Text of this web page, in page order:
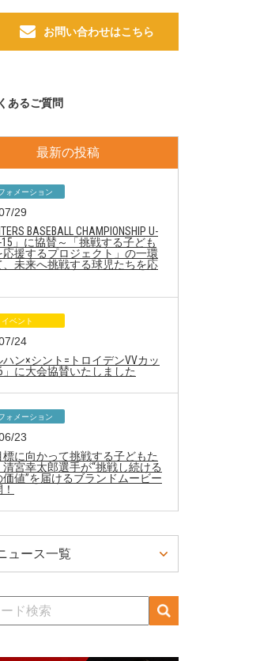
お問い合わせはこちら
あるご質問
最新の投稿
ォメーション
29
BASEBALL CHAMPIONSHIP U-
15」に協賛～「挑戦する子ども
応援するプロジェクト」の一環
、未来へ挑戦する球児たちを応
イベント
24
ハン×シント=トロイデンVVカッ
」に大会協賛いたしました
ォメーション
23
標に向かって挑戦する子どもた
清宮幸太郎選手が“挑戦し続ける
価値”を届けるブランドムービー
ュース一覧